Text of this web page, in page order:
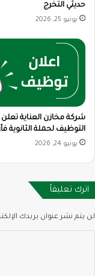
حديثي التخرج
يونيو 25, 2026
شركة مخازن العناية
التوظيف لحملة الثانوية
يونيو 24, 2026
اترك تعليقاً
لن يتم نشر عنوان بريدك